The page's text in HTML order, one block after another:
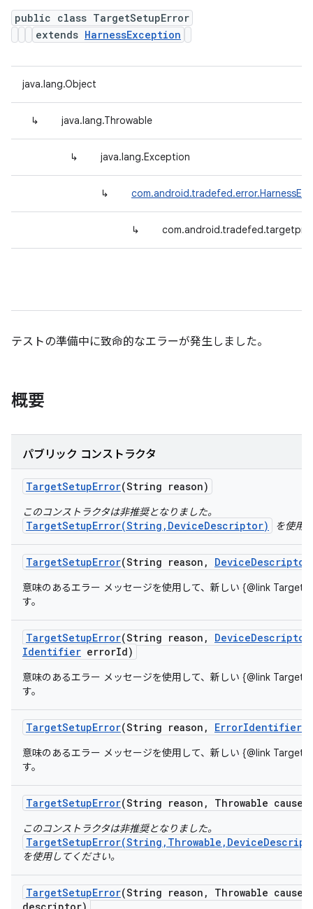
public class TargetSetupError
extends HarnessException
java.lang.Object
↳ java.lang.Throwable
↳ java.lang.Exception
↳
↳
テストの準備中に致命的なエラーが発生しました。
概要
パブリック コンストラクタ
TargetSetupError(String reason)
このコンストラクタは非推奨となりました。
TargetSetupError(String,DeviceDescriptor) を使用
TargetSetupError(String reason , DeviceDescriptor
意味のあるエラー メッセージを使用して、新しい {@link
す。
TargetSetupError(String reason , DeviceDescriptor
Identifier errorId)
意味のあるエラー メッセージを使用して、新しい {@link
す。
TargetSetupError(String reason , ErrorIdentifier
意味のあるエラー メッセージを使用して、新しい {@link
す。
TargetSetupError(String reason , Throwable cause)
このコンストラクタは非推奨となりました。
を使用してください。
TargetSetupError(String reason , Throwable cause